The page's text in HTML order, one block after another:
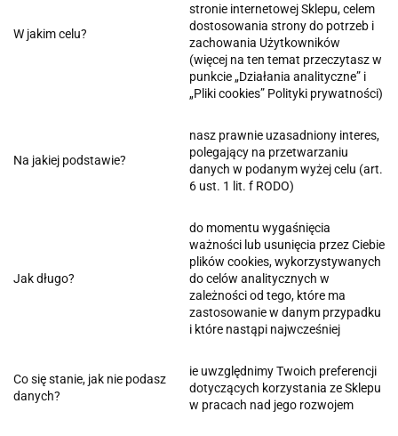
W jakim celu?
stronie internetowej Sklepu, celem
dostosowania strony do potrzeb i
zachowania Użytkowników
(więcej na ten temat przeczytasz w
punkcie „Działania analityczne” i
„Pliki cookies” Polityki prywatności)
Na jakiej podstawie?
nasz prawnie uzasadniony interes,
polegający na przetwarzaniu
danych w podanym wyżej celu (art.
6 ust. 1 lit. f RODO)
Jak długo?
do momentu wygaśnięcia
ważności lub usunięcia przez Ciebie
plików cookies, wykorzystywanych
do celów analitycznych w
zależności od tego, które ma
zastosowanie w danym przypadku
i które nastąpi najwcześniej
Co się stanie, jak nie podasz
danych?
ie uwzględnimy Twoich preferencji
dotyczących korzystania ze Sklepu
w pracach nad jego rozwojem